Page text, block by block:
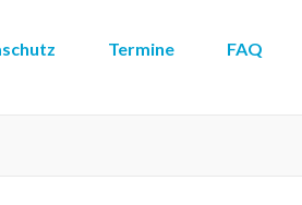
Termine FAQ